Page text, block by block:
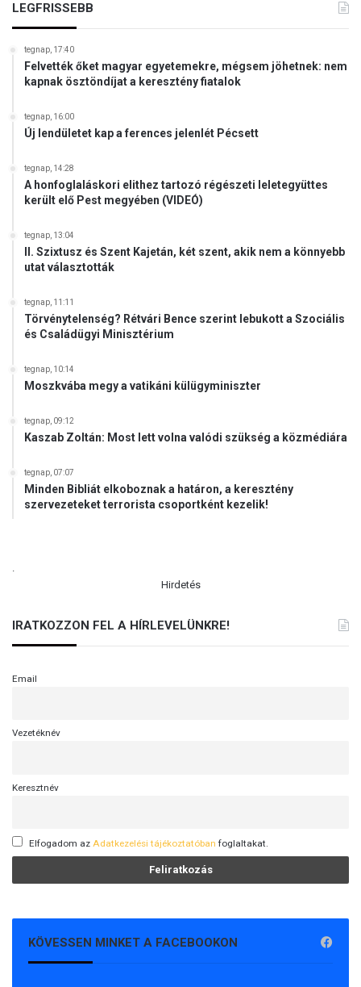
LEGFRISSEBB
tegnap, 17:40
Felvették őket magyar egyetemekre, mégsem jöhetnek: nem
kapnak ösztöndíjat a keresztény fiatalok
tegnap, 16:00
Új lendületet kap a ferences jelenlét Pécsett
tegnap, 14:28
A honfoglaláskori elithez tartozó régészeti leletegyüttes
került elő Pest megyében (VIDEÓ)
tegnap, 13:04
II. Szixtusz és Szent Kajetán, két szent, akik nem a könnyebb
utat választották
tegnap, 11:11
Törvénytelenség? Rétvári Bence szerint lebukott a Szociális
és Családügyi Minisztérium
tegnap, 10:14
Moszkvába megy a vatikáni külügyminiszter
tegnap, 09:12
Kaszab Zoltán: Most lett volna valódi szükség a közmédiára
tegnap, 07:07
Minden Bibliát elkoboznak a határon, a keresztény
szervezeteket terrorista csoportként kezelik!
.
Hirdetés
IRATKOZZON FEL A HÍRLEVELÜNKRE!
Email
Vezetéknév
Keresztnév
Elfogadom az Adatkezelési tájékoztatóban foglaltakat.
KÖVESSEN MINKET A FACEBOOKON